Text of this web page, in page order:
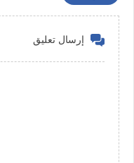
إرسال تعليق